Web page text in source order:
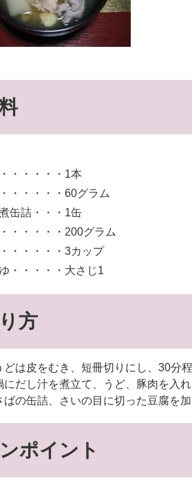
・・・・・1本
・・・・・60グラム
缶詰・・・1缶
・・・・・200グラム
・・・・・3カップ
・・・・・大さじ1
方
どは皮をむき、短冊切りにし、30分
にだし汁を煮立て、うど、豚肉を入れ
ばの缶詰、さいの目に切った豆腐を
ポイント